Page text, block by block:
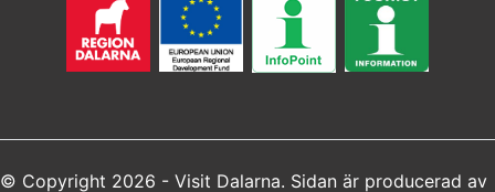
© Copyright 2026 - Visit Dalarna. Sidan är producerad av